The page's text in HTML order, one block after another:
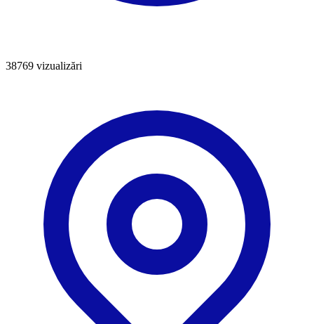
38769 vizualizări